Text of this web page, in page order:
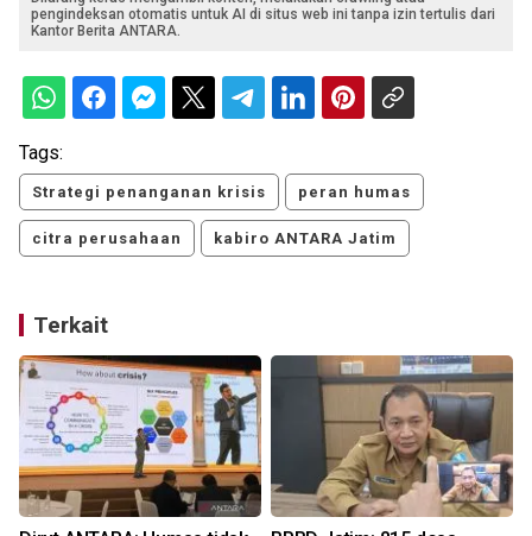
pengindeksan otomatis untuk AI di situs web ini tanpa izin tertulis dari
Kantor Berita ANTARA.
Tags:
Strategi penanganan krisis peran humas
citra perusahaan kabiro ANTARA Jatim
Terkait